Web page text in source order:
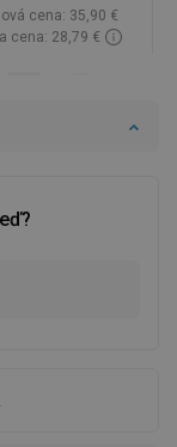
cena: 35,90 €
cena: 28,79 €